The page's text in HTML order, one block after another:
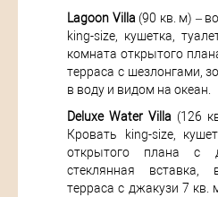
Lagoon Villa (90 кв. м) –
king-size, кушетка,
комната открытого
терраса с шезлонгами,
в воду и видом на океан.
Deluxe Water Villa (126
Кровать king-size,
открытого плана с
стеклянная вставка,
терраса с джакузи 7 кв.